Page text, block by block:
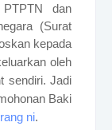
dan
(Surat
kepada
oleh
sendiri. Jadi
Baki
ni.